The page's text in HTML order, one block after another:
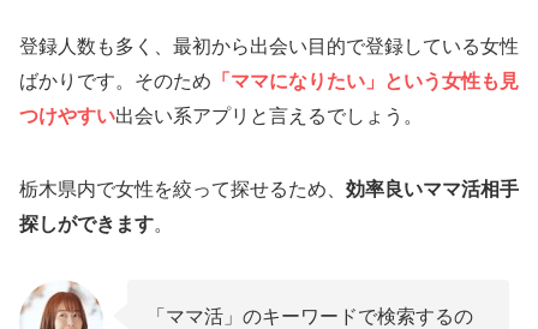
登録人数も多く、最初から出会い目的で登録している女性
ばかりです。そのため 「ママになりたい」という女性も見
つけやすい出会い系アプリと言えるでしょう。
栃木県内で女性を絞って探せるため、 効率良いママ活相手
探しができます。
「ママ活」のキーワードで検索するの